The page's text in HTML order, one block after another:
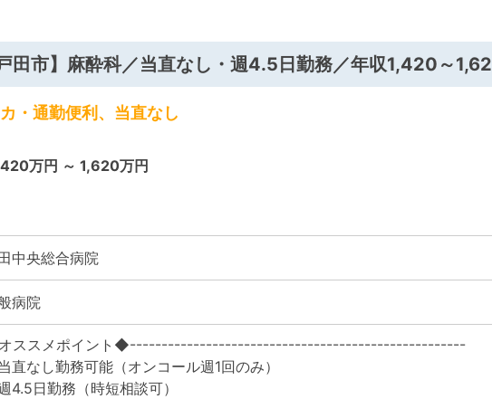
田市】麻酔科／当直なし・週4.5日勤務／年収1,420～
・通勤便利、当直なし
万円 ～ 1,620万円
中央総合病院
病院
ススメポイント◆-----------------------------------------------------
直なし勤務可能（オンコール週1回のみ）
4.5日勤務（時短相談可）